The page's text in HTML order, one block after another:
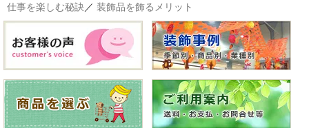
仕事を楽しむ秘訣／ 装飾品を飾るメリット